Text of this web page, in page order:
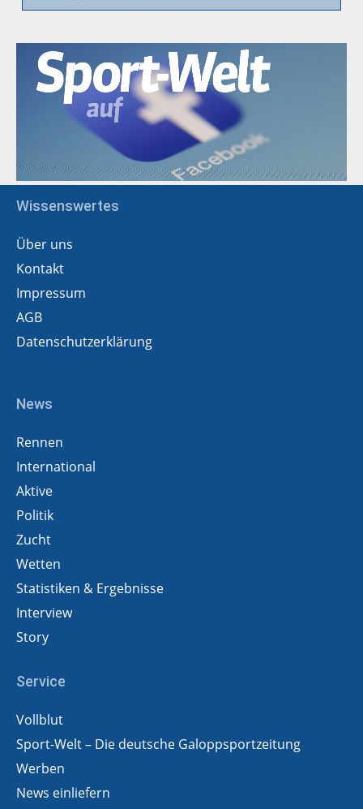
Wissenswertes
Über uns
Kontakt
Impressum
AGB
Datenschutzerklärung
News
Rennen
International
Aktive
Politik
Zucht
Wetten
Statistiken & Ergebnisse
Interview
Story
Service
Vollblut
Sport-Welt – Die deutsche Galoppsportzeitung
Werben
News einliefern